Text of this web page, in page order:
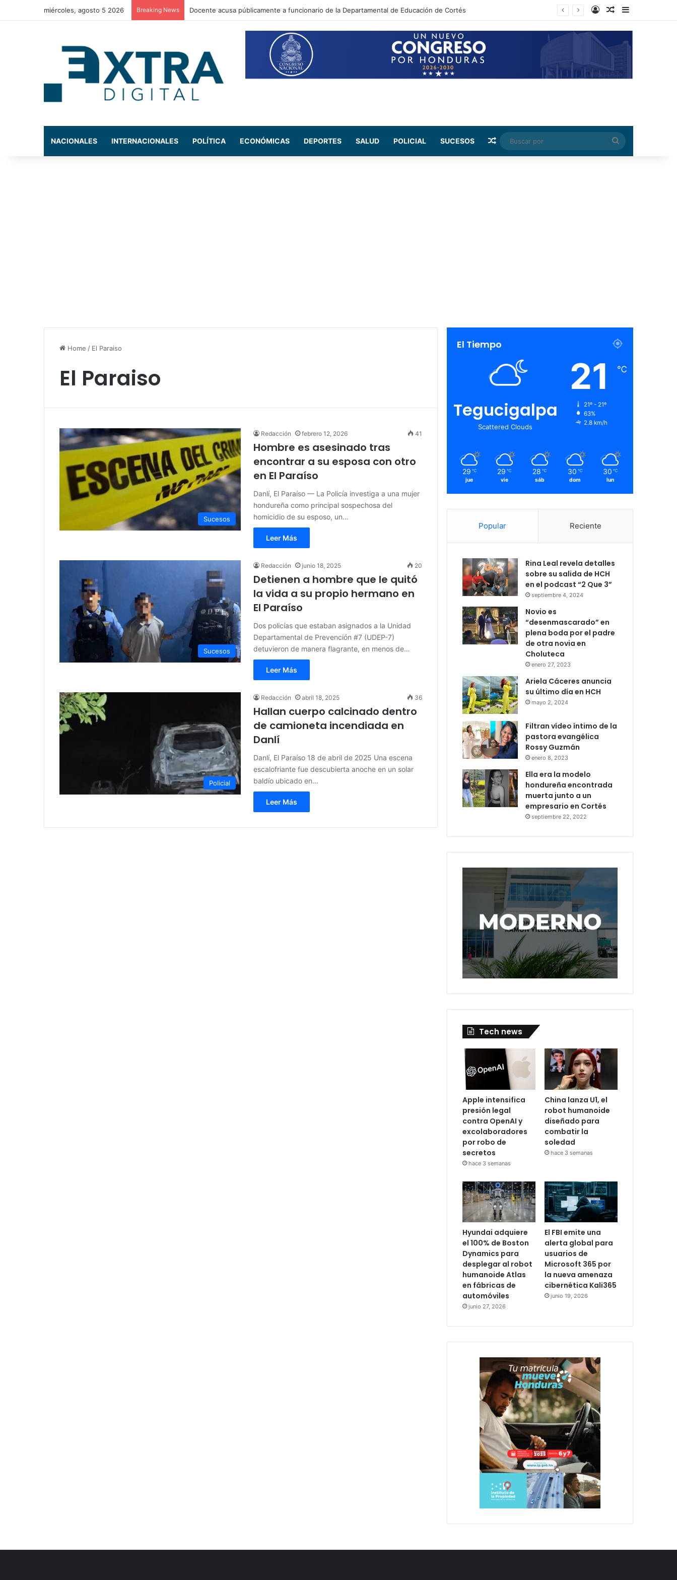
miércoles, agosto 5 2026 Breaking News La exdiputada Maribel Espinoza arremete contra el expresidente Juan Orlando Hernández Log InRandom Article
NACIONALES INTERNACIONALES POLÍTICA ECONÓMICAS DEPORTES SALUD POLICIAL SUCESOS Random Article
Buscar
por
Home / El Paraiso
El Paraiso
Sucesos
Redacción febrero 12, 2026 41
Hombre es asesinado tras
encontrar a su esposa con otro
en El Paraíso
Danlí, El Paraíso — La Policía investiga a una mujer
hondureña como principal sospechosa del
homicidio de su esposo, un…
Leer Más
Sucesos
Redacción junio 18, 2025 20
Detienen a hombre que le quitó
la vida a su propio hermano en
El Paraíso
Dos policías que estaban asignados a la Unidad
Departamental de Prevención #7 (UDEP-7)
detuvieron de manera flagrante, en menos de…
Leer Más
Policial
Redacción abril 18, 2025 36
Hallan cuerpo calcinado dentro
de camioneta incendiada en
Danlí
Danlí, El Paraíso 18 de abril de 2025 Una escena
escalofriante fue descubierta anoche en un solar
baldío ubicado en…
Leer Más
El Tiempo
Tegucigalpa
Scattered Clouds
21 ℃
21º - 21º
63%
2.8 km/h
29 ℃
jue
29 ℃
vie
28 ℃
sáb
30 ℃
dom
30 ℃
lun
Popular Reciente
Rina Leal revela detalles
sobre su salida de HCH
en el podcast “2 Que 3”
septiembre 4, 2024
Novio es
“desenmascarado” en
plena boda por el padre
de otra novia en
Choluteca
enero 27, 2023
Ariela Cáceres anuncia
su último día en HCH
mayo 2, 2024
Filtran vídeo íntimo de la
pastora evangélica
Rossy Guzmán
enero 8, 2023
Ella era la modelo
hondureña encontrada
muerta junto a un
empresario en Cortés
septiembre 22, 2022
Tech news
Apple intensifica
presión legal
contra OpenAI y
excolaboradores
por robo de
secretos
hace 3 semanas
China lanza U1, el
robot humanoide
diseñado para
combatir la
soledad
hace 3 semanas
Hyundai adquiere
el 100% de Boston
Dynamics para
desplegar al robot
humanoide Atlas
en fábricas de
automóviles
junio 27, 2026
El FBI emite una
alerta global para
usuarios de
Microsoft 365 por
la nueva amenaza
cibernética Kali365
junio 19, 2026